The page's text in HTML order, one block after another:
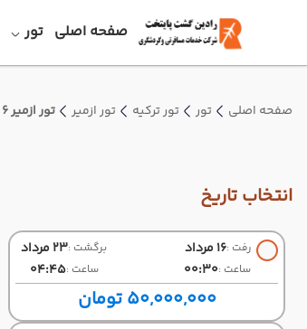
صفحه اصلی تور
صفحه اصلی تور تور ترکیه تور ازمیر تور ازمیر 6 شب - ویژه تابستان 1405 ( ایران ایر تور )
انتخاب تاریخ
رفت :16 مرداد
ساعت :00:30
برگشت :23 مرداد
ساعت :04:45
50,000,000 تومان